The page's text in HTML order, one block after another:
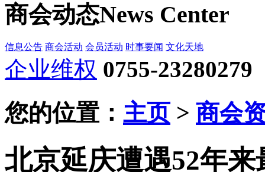
商会动态News Center
信息公告 商会活动 会员活动 时事要闻 文化天地
企业维权 0755-23280279
您的位置： 主页> 商会
北京延庆遭遇52年